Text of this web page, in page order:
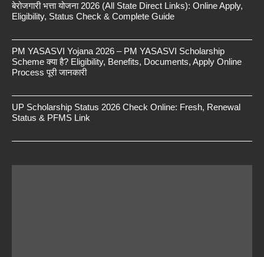
बेरोजगारी भत्ता योजना 2026 (All State Direct Links): Online Apply,
Eligibility, Status Check & Complete Guide
PM YASASVI Yojana 2026 – PM YASASVI Scholarship
Scheme क्या है? Eligibility, Benefits, Documents, Apply Online
Process पूरी जानकारी
UP Scholarship Status 2026 Check Online: Fresh, Renewal
Status & PFMS Link